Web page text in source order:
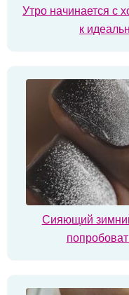
Утро начинается с
к
Сияющий